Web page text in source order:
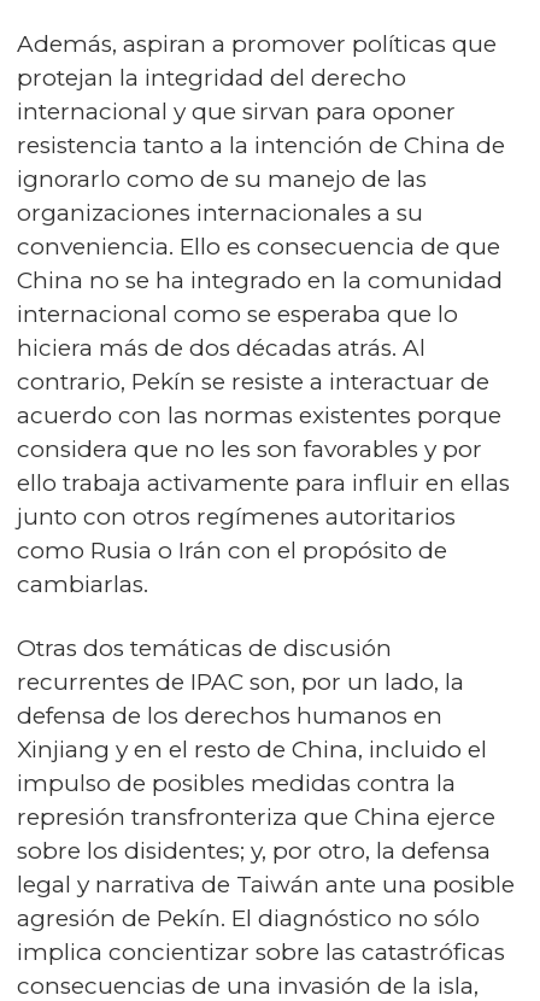
Además, aspiran a promover políticas que
protejan la integridad del derecho
internacional y que sirvan para oponer
resistencia tanto a la intención de China de
ignorarlo como de su manejo de las
organizaciones internacionales a su
conveniencia. Ello es consecuencia de que
China no se ha integrado en la comunidad
internacional como se esperaba que lo
hiciera más de dos décadas atrás. Al
contrario, Pekín se resiste a interactuar de
acuerdo con las normas existentes porque
considera que no les son favorables y por
ello trabaja activamente para influir en ellas
junto con otros regímenes autoritarios
como Rusia o Irán con el propósito de
cambiarlas.
Otras dos temáticas de discusión
recurrentes de IPAC son, por un lado, la
defensa de los derechos humanos en
Xinjiang y en el resto de China, incluido el
impulso de posibles medidas contra la
represión transfronteriza que China ejerce
sobre los disidentes; y, por otro, la defensa
legal y narrativa de Taiwán ante una posible
agresión de Pekín. El diagnóstico no sólo
implica concientizar sobre las catastróficas
consecuencias de una invasión de la isla,